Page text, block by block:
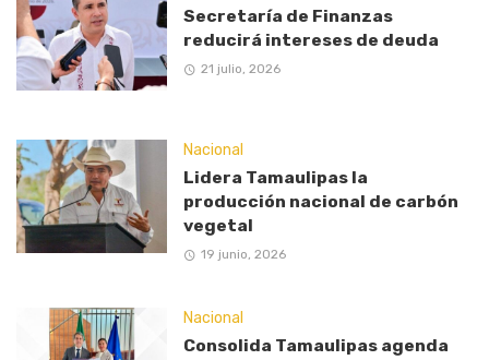
Secretaría de Finanzas
reducirá intereses de deuda
21 julio, 2026
Nacional
Lidera Tamaulipas la
producción nacional de carbón
vegetal
19 junio, 2026
Nacional
Consolida Tamaulipas agenda